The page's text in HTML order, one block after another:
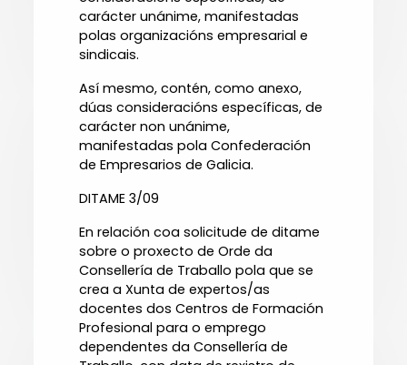
carácter unánime, manifestadas
polas organizacións empresarial e
sindicais.
Así mesmo, contén, como anexo,
dúas consideracións específicas, de
carácter non unánime,
manifestadas pola Confederación
de Empresarios de Galicia.
DITAME 3/09
En relación coa solicitude de ditame
sobre o proxecto de Orde da
Consellería de Traballo pola que se
crea a Xunta de expertos/as
docentes dos Centros de Formación
Profesional para o emprego
dependentes da Consellería de